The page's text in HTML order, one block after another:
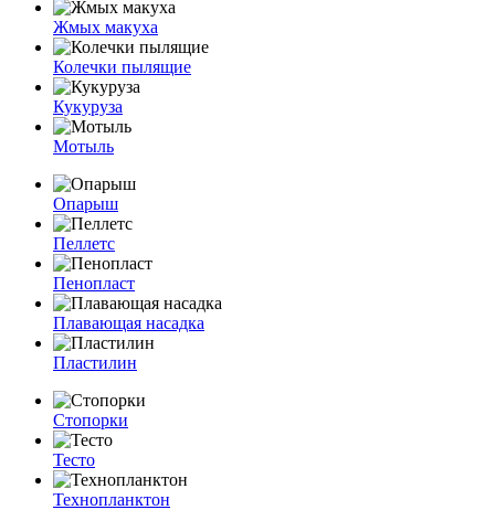
Жмых макуха
Колечки пылящие
Кукуруза
Мотыль
Опарыш
Пеллетс
Пенопласт
Плавающая насадка
Пластилин
Стопорки
Тесто
Технопланктон